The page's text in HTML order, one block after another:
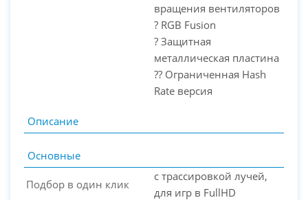
вращения вентиляторов
? RGB Fusion
? Защитная
металлическая пластина
?? Ограниченная Hash
Rate версия
Описание
Основные
Подбор в один клик
с трассировкой лучей,
для игр в FullHD